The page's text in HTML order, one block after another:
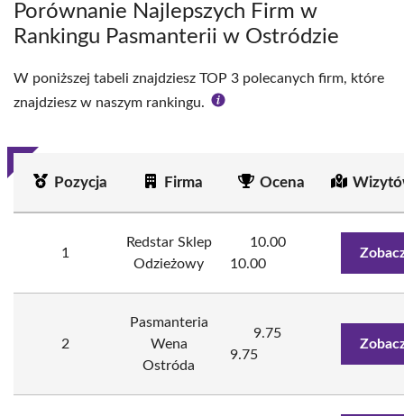
Porównanie Najlepszych Firm w
Rankingu Pasmanterii w Ostródzie
W poniższej tabeli znajdziesz TOP 3 polecanych firm, które
znajdziesz w naszym rankingu.
Pozycja Firma Ocena
1
Redstar Sklep
Odzieżowy
10.00
10.00
2
Pasmanteria
Wena
Ostróda
9.75
9.75